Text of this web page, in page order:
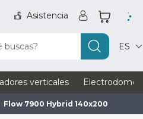
Asistencia
buscas? ES
verticales
Flow 7900 Hybrid 140x200